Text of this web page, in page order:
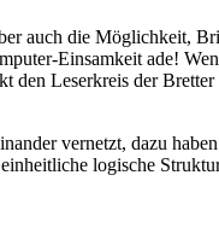
auch die Möglichkeit,
Einsamkeit ade!
den Leserkreis der
vernetzt, dazu
logische